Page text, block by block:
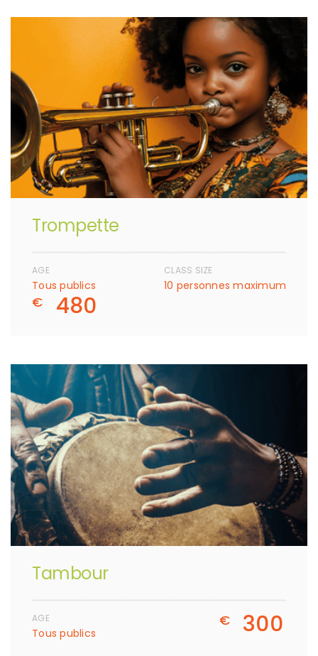
Trompette
AGE
Tous publics
CLASS SIZE
10 personnes maximum
€ 480
Tambour
AGE
Tous publics
€ 300